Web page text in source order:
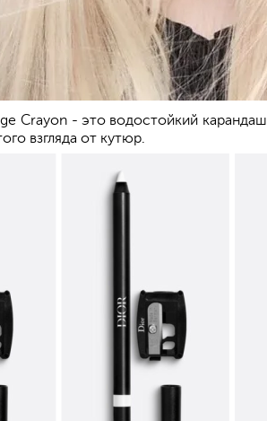
Crayon - это водостойкий карандаш
взгляда от кутюр.